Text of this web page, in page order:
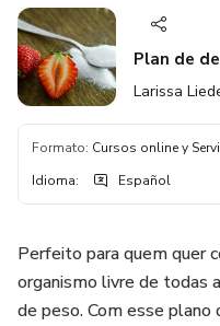
Plan de
Larissa
Formato: Cursos online y
Idioma: Español
Perfeito para quem quer
organismo livre de todas
de peso. Com esse plano